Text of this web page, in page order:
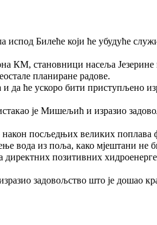
Билеће који ће убудуће
КМ, становници насеља
планиране радове.
ће ускоро бити приступљено
је Мишељић и изразио
посљедњих великих
вода из поља, како мјештани не
позитивних
задовољство што је дошао